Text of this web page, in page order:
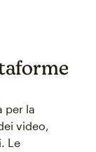
per la
video,
Le